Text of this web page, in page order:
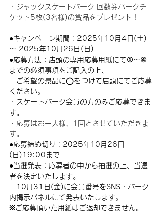
・ジャックスケートパーク 回数券パークチ
ケット5枚(3名様)の賞品をプレゼント！
●キャンペーン期間：2025年10月4日(土)
〜 2025年10月26日(日)
●応募方法：店頭の専用応募用紙にて①〜④
までの必須事項をご記入の上、
ご希望の景品に◯をつけて店頭にてご応募
ください。
・ スケートパーク会員の方のみご応募できま
す。
・応募はお一人様、1回とさせていただきま
す。
●応募締め切り：2025年10月26日
(日)19:00まで
●当選発表：応募者の中から抽選の上、当選
者を決定いたします。
10月31日(金)に会員番号をSNS・パーク
内掲示パネルにて発表いたします。
※ご応募頂いた用紙はご返却できません。